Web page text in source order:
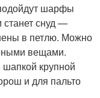
шарфы
снуд —
в петлю. Можно
вещами.
крупной
и для пальто